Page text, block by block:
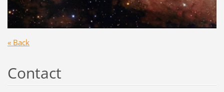
« Back
Contact